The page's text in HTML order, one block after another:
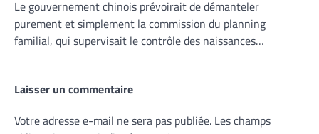
Le gouvernement chinois prévoirait de démanteler
purement et simplement la commission du planning
familial, qui supervisait le contrôle des naissances…
Laisser un commentaire
Votre adresse e-mail ne sera pas publiée. Les champs